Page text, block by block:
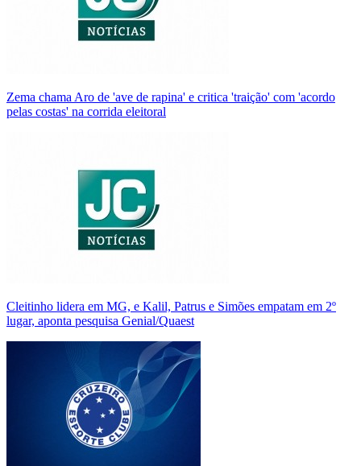
Zema chama Aro de 'ave de rapina' e critica 'traição' com 'acordo
pelas costas' na corrida eleitoral
Cleitinho lidera em MG, e Kalil, Patrus e Simões empatam em 2º
lugar, aponta pesquisa Genial/Quaest